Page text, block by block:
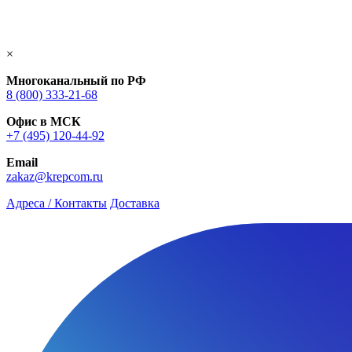
×
Многоканальный по РФ
8 (800) 333‑21-68
Офис в МСК
+7 (495) 120-44-92
Email
zakaz@krepcom.ru
Адреса / Контакты Доставка